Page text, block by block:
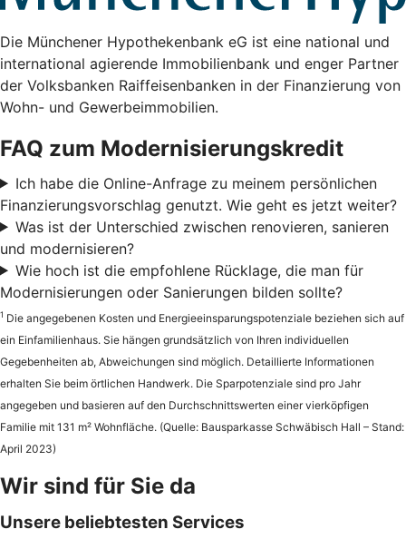
Die Münchener Hypothekenbank eG ist eine national und
international agierende Immobilienbank und enger Partner
der Volksbanken Raiffeisenbanken in der Finanzierung von
Wohn- und Gewerbeimmobilien.
FAQ zum Modernisierungskredit
Ich habe die Online-Anfrage zu meinem persönlichen
Finanzierungsvorschlag genutzt. Wie geht es jetzt weiter?
Was ist der Unterschied zwischen renovieren, sanieren
und modernisieren?
Wie hoch ist die empfohlene Rücklage, die man für
Modernisierungen oder Sanierungen bilden sollte?
1 Die angegebenen Kosten und Energieeinsparungspotenziale beziehen sich auf
ein Einfamilienhaus. Sie hängen grundsätzlich von Ihren individuellen
Gegebenheiten ab, Abweichungen sind möglich. Detaillierte Informationen
erhalten Sie beim örtlichen Handwerk. Die Sparpotenziale sind pro Jahr
angegeben und basieren auf den Durchschnittswerten einer vierköpfigen
Familie mit 131 m² Wohnfläche. (Quelle: Bausparkasse Schwäbisch Hall – Stand:
April 2023)
Wir sind für Sie da
Unsere beliebtesten Services